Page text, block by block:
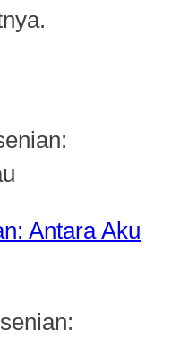
Antara Aku